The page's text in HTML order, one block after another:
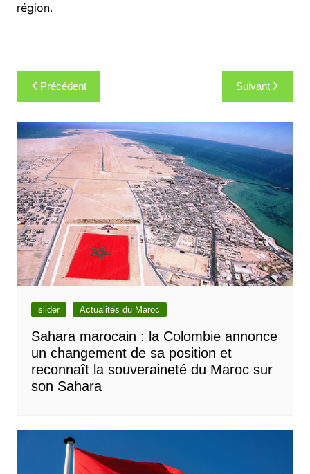
région.
Navigation
de
l’article
Précédent Suivant
slider Actualités du Maroc
Sahara marocain : la Colombie annonce
un changement de sa position et
reconnaît la souveraineté du Maroc sur
son Sahara